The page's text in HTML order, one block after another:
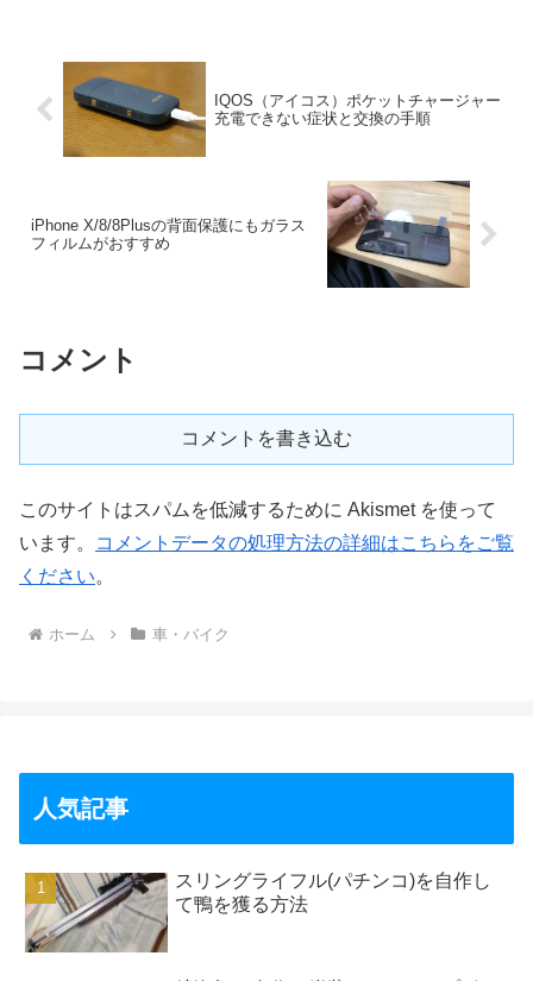
IQOS（アイコス）ポケットチャージャー
充電できない症状と交換の手順
iPhone X/8/8Plusの背面保護にもガラス
フィルムがおすすめ
コメント
コメントを書き込む
このサイトはスパムを低減するために Akismet を使って
います。
コメントデータの処理方法の詳細はこちらをご覧
ください。
ホーム 車・バイク
人気記事
スリングライフル(パチンコ)を自作し
て鴨を獲る方法